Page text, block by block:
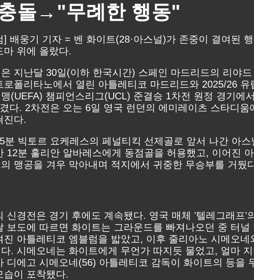
돌→"무례한 행동"
] 배웅기 기자 = 벤 화이트(28·아스널)가 존중이 결여된
마 위에 올랐다.
지난달 30일(이하 한국시간) 스페인 마드리드의 리야드
로폴리타노에서 열린 아틀레티코 마드리드와 2025/26 유
(UEFA) 챔피언스리그(UCL) 준결승 1차전 원정 경기에
다. 2차전은 오는 6일 영국 런던의 에미레이츠 스타디움
진다.
분 빅토르 요케레스의 페널티킥 선제골로 앞서 나간 아스
12분 훌리안 알바레스에게 동점골을 허용했고, 이어진
맹공을 겨우 막아내며 적지에서 귀중한 무승부를 거뒀
신경전은 경기 후에도 계속됐다. 영국 매체 '텔레그래프'
보도에 따르면 화이트는 그라운드를 빠져나오던 중 터널
진 아틀레티코 엠블럼을 밟았고, 이후 줄리아노 시메오네
. 시메오네는 화이트에게 무언가 따지듯 물었고, 얼마
디에고 시메오네(56) 아틀레티코 감독이 화이트의 등을
습이 포착됐다.